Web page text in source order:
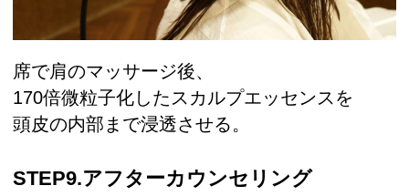
席で肩のマッサージ後、
170倍微粒子化したスカルプエッセンスを
頭皮の内部まで浸透させる。
STEP9.アフターカウンセリング